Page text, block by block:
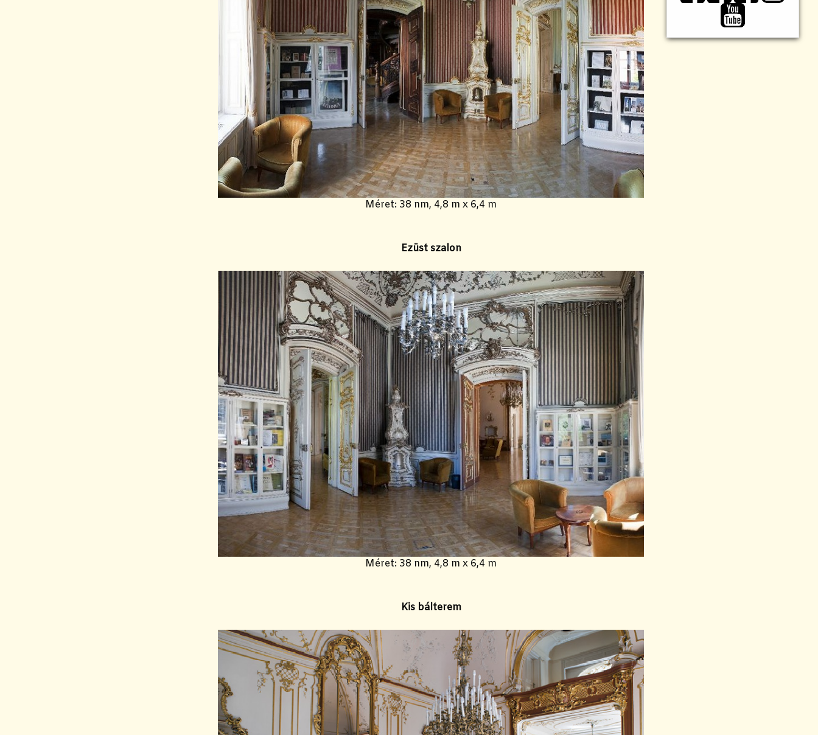
Méret: 38 nm, 4,8 m x 6,4 m
Ezüst szalon
Méret: 38 nm, 4,8 m x 6,4 m
Kis bálterem